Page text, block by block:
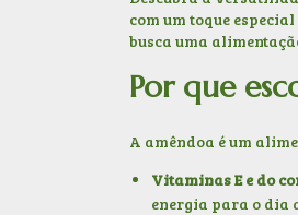
com um toque
busca uma
Por que
A amêndoa é um
Vitaminas E e do
energia para o dia